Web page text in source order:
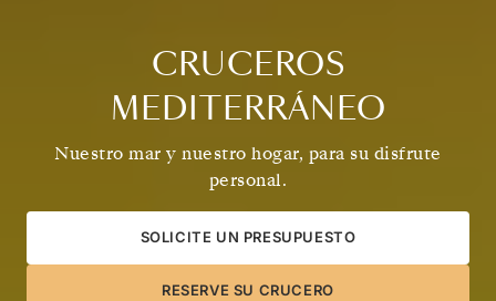
CRUCEROS
MEDITERRÁNEO
Nuestro mar y nuestro hogar, para su disfrute
personal.
SOLICITE UN PRESUPUESTO
RESERVE SU CRUCERO